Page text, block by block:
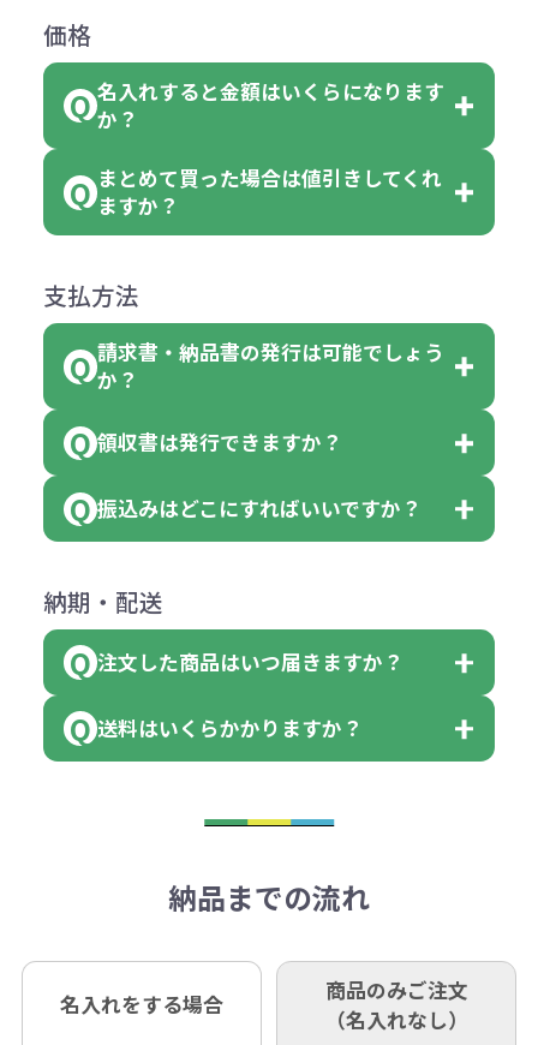
但し、ロゴなど名入れ印刷をされる
費用）
れ等分で100個ずつ入って参ります。
（割り切れない場合は数個単位で前
色指定できる商品に付きましては商
品詳細の購入の所で色が選べるよう
になっております。
い。
例えば…
クエアトート」を300個注文した場
クエアトート」は10個単位でしたら
色を指定出来るので、ピンクを100
個、ブルーを90個、イエローを110
【色指定の仕方】
に必要な個数を入力ください。
※10個単位など購入できる単位が決
はまらない数を入力すると、アラー
アラートに従って数を調整してくだ
がございます。
ご注文の際は、十分にご確認・ご検
めご了承ください。
ただし下記の場合は承っております
●初期不良または不良品（破損、故
障）の場合
合
●名入れ、オリジナルの内容が異な
っていた場合
または返金にて対応させていただき
ます。
その際不良品については送料着払い
ください。
（商品の状態により、対応が変わる
※不良商品をご返却いただけない場
います。あらかじめご了承くださ
※不良商品は商品到着後7営業日以
お問合せ先
価格
名入れすると金額はいくらになります
か？
名入れありの場合の代金の計算方法
は下記の通りです。
計算例：
＜1色印刷の場合＞
（提供価格（商品代）+名入れ費用
（印刷代））×枚数+製版代
（提供価格（商品代）+名入れ費用
×色数
※例えば2色印刷の場合には、名入
れ費用が2倍、製版代が2倍必要で
す。
相談下さい。
なお、印刷代はボリュームディスカ
同じ版で多くの数量を印刷すると、1
個当たりの印刷代単価がお安くなり
まとめて買った場合は値引きしてくれ
ますか？
商品によりますが、お見積もりさせ
ていただきます。
見積もりサポートから個別でお問い
支払方法
請求書・納品書の発行は可能でしょう
か？
会員様はマイページより各種帳票の
ダウンロードが可能です。
詳しくはこちらはご確認ください。
領収書のダウンロード
領収書は発行できますか？
会員様はマイページより各種帳票の
詳しくはこちらはご確認ください。
領収書のダウンロード
振込みはどこにすればいいですか？
下記口座にお願いします。
■三菱UFJ銀行
小田井支店（おたいしてん）
■ゆうちょ銀行（振替口座）
口座名 株式会社モノベーション
※振り込み手数料はお客さま負担と
なりますのでご注意ください。
納期・配送
注文した商品はいつ届きますか？
既製品の場合、ご入金確認後3営業
ご入金確認後約3週間となります。
定しているものもあります。
あれば、午前中までにご注文とご入
金いただければ翌日着でお送りする
送料はいくらかかりますか？
き別途申し受けます。
も複数ヶ所への納品の場合、別途送
料頂戴する場合がございます。
納品までの流れ
名入れをする場合
商品のみご注文
（名入れなし）